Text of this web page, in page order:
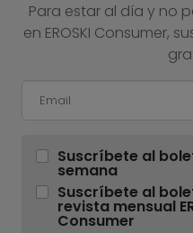
Para estar al día y no
en EROSKI Consumer,
Suscríbete al
semana
Suscríbete al
revista mensual
Consumer